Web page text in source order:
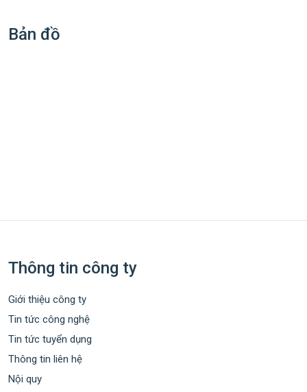
Bản đồ
Thông tin công ty
Giới thiệu công ty
Tin tức công nghệ
Tin tức tuyển dụng
Thông tin liên hệ
Nội quy